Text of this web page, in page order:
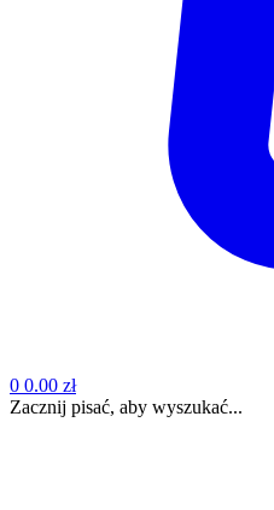
0 0.00 zł
Zacznij pisać, aby wyszukać...